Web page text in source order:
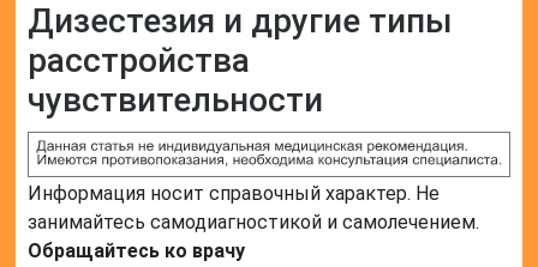
Дизестезия и другие типы
расстройства
чувствительности
Информация носит справочный характер. Не
занимайтесь самодиагностикой и самолечением.
Обращайтесь ко врачу